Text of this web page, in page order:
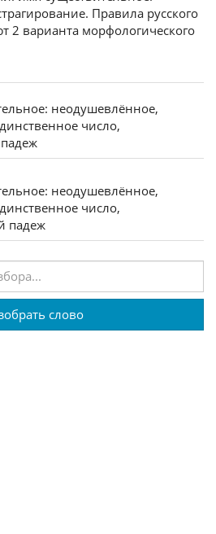
Правила русского
2 варианта морфологического
неодушевлённое,
число,
неодушевлённое,
число,
падеж
слово